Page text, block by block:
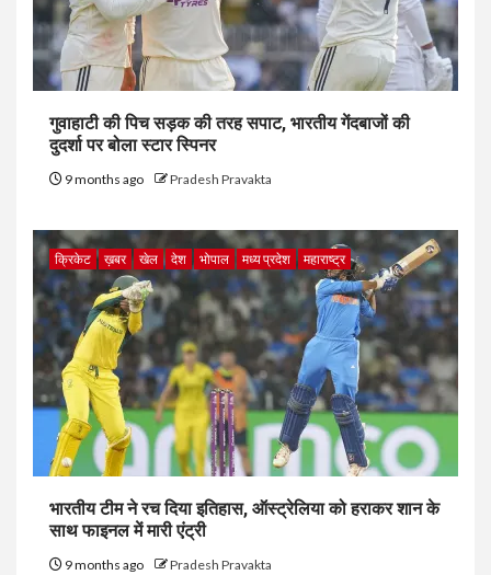
गुवाहाटी की पिच सड़क की तरह सपाट, भारतीय गेंदबाजों की
दुदर्शा पर बोला स्टार स्पिनर
9 months ago Pradesh Pravakta
क्रिकेट ख़बर खेल देश भोपाल मध्य प्रदेश महाराष्ट्र
भारतीय टीम ने रच दिया इतिहास, ऑस्ट्रेलिया को हराकर शान के
साथ फाइनल में मारी एंट्री
9 months ago Pradesh Pravakta